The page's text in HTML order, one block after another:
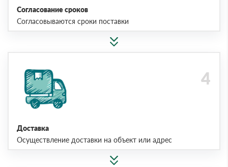
Согласование сроков
Согласовываются сроки поставки
Доставка
Осуществление доставки на объект или адрес